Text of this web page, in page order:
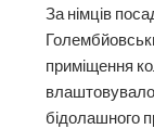
За німців
приміщення
бідолашного